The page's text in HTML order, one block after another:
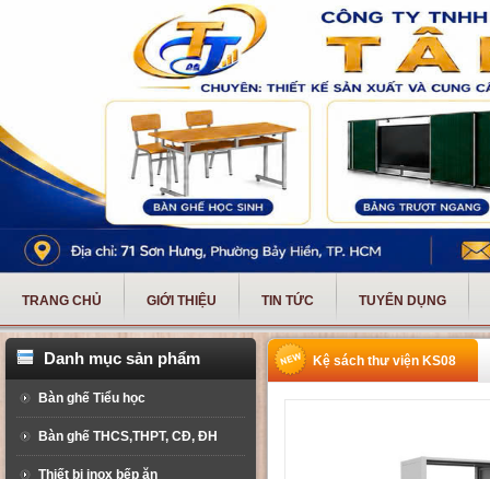
TRANG CHỦ GIỚI THIỆU TIN TỨC TUYỂN DỤNG
Danh mục sản phẩm
Bàn ghế Tiểu học
Bàn ghế THCS,THPT, CĐ, ĐH
Thiết bị inox bếp ăn
Kệ sách thư viện KS08